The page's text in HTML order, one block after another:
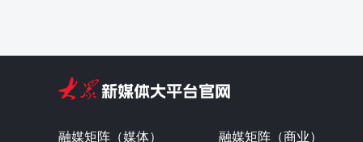
融媒矩阵（媒体） 融媒矩阵（商业）